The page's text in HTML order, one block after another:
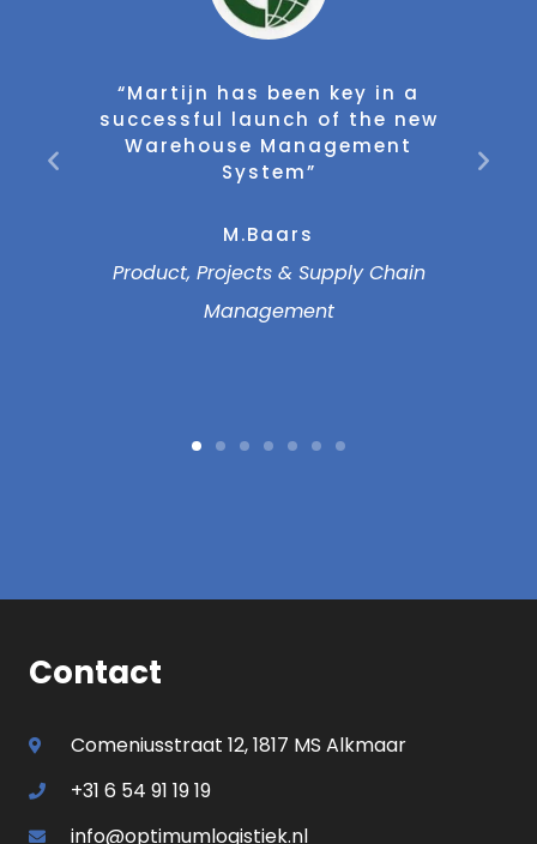
been key in a
of the new
Management
& Supply Chain
"Martijn is een
projectmanager en
sparringpartner op
van
Contact
Comeniusstraat 12, 1817 MS Alkmaar
+31 6 54 91 19 19
info@optimumlogistiek.nl